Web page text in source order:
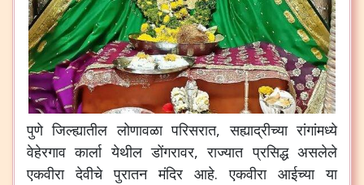
पुणे जिल्ह्यातील लोणावळा परिसरात, सह्याद्रीच्या रांगांमध्ये
वेहेरगाव कार्ला येथील डोंगरावर, राज्यात प्रसिद्ध असलेले
एकवीरा देवीचे पुरातन मंदिर आहे. एकवीरा आईच्या या